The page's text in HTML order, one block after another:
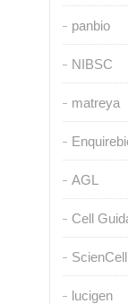
panbio
NIBSC
matreya
AGL
Cell
ScienCell
lucigen